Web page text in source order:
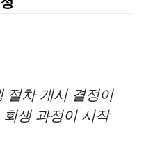
절차 개시 결정이
생 과정이 시작